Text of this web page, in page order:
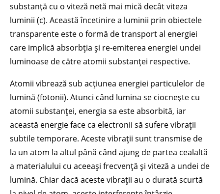
substanță cu o viteză netă mai mică decât viteza
luminii (c). Această încetinire a luminii prin obiectele
transparente este o formă de transport al energiei
care implică absorbția și re-emiterea energiei undei
luminoase de către atomii substanței respective.
Atomii vibrează sub acțiunea energiei particulelor de
lumină (fotonii). Atunci când lumina se ciocnește cu
atomii substanței, energia sa este absorbită, iar
această energie face ca electronii să sufere vibrații
subtile temporare. Aceste vibrații sunt transmise de
la un atom la altul până când ajung de partea cealaltă
a materialului cu aceeași frecvență și viteză a undei de
lumină. Chiar dacă aceste vibrații au o durată scurtă